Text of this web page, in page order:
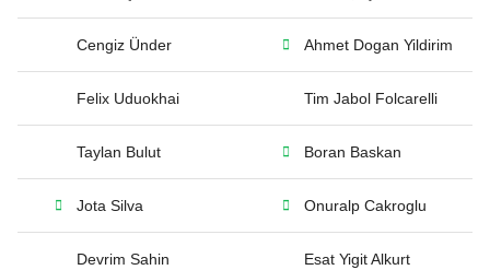
Cengiz Ünder Ahmet Dogan Yildirim
Felix Uduokhai Tim Jabol Folcarelli
Taylan Bulut Boran Baskan
Jota Silva Onuralp Cakroglu
Devrim Sahin Esat Yigit Alkurt